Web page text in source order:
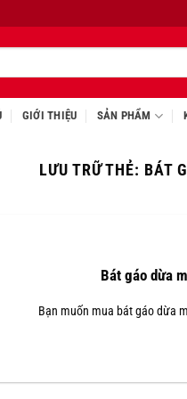
GIỚI THIỆU SẢN PHẨM
LƯU TRỮ THẺ: BÁT
Bát gáo dừa
Bạn muốn mua bát gáo dừa